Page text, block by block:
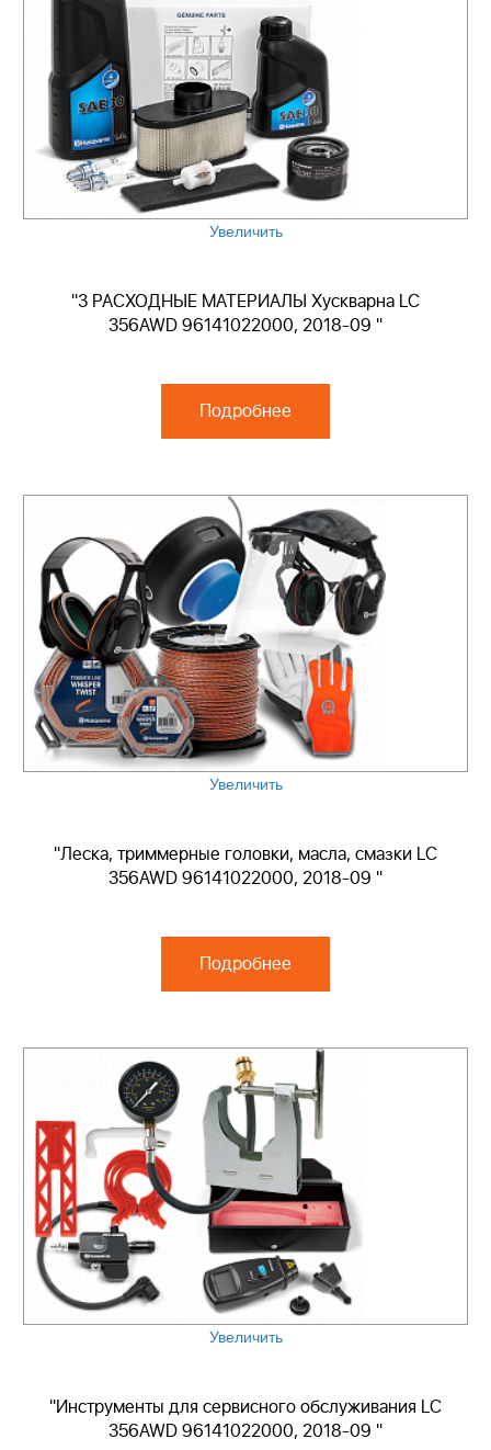
Увеличить
"3 РАСХОДНЫЕ МАТЕРИАЛЫ Хускварна LC
356AWD 96141022000, 2018-09 "
Подробнее
Увеличить
"Леска, триммерные головки, масла, смазки LC
356AWD 96141022000, 2018-09 "
Подробнее
Увеличить
"Инструменты для сервисного обслуживания LC
356AWD 96141022000, 2018-09 "